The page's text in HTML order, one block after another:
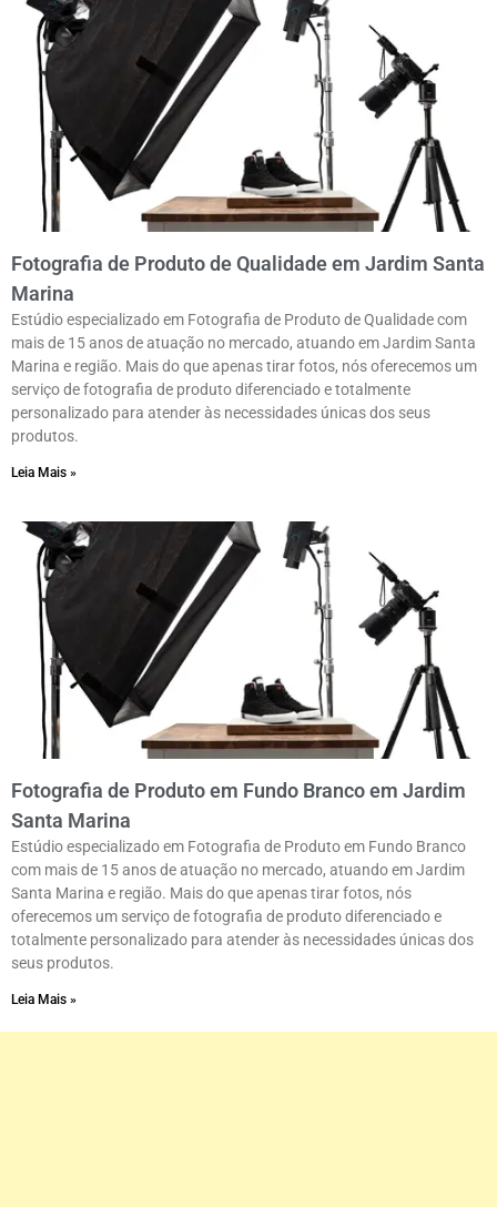
Fotografia de Produto de Qualidade em Jardim Santa
Marina
Estúdio especializado em Fotografia de Produto de Qualidade com
mais de 15 anos de atuação no mercado, atuando em Jardim Santa
Marina e região. Mais do que apenas tirar fotos, nós oferecemos um
serviço de fotografia de produto diferenciado e totalmente
personalizado para atender às necessidades únicas dos seus
produtos.
Leia Mais »
Fotografia de Produto em Fundo Branco em Jardim
Santa Marina
Estúdio especializado em Fotografia de Produto em Fundo Branco
com mais de 15 anos de atuação no mercado, atuando em Jardim
Santa Marina e região. Mais do que apenas tirar fotos, nós
oferecemos um serviço de fotografia de produto diferenciado e
totalmente personalizado para atender às necessidades únicas dos
seus produtos.
Leia Mais »